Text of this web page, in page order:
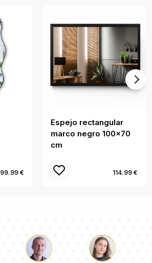
99.99 €
Espejo rectangular
marco negro 100x70
cm
114.99 €